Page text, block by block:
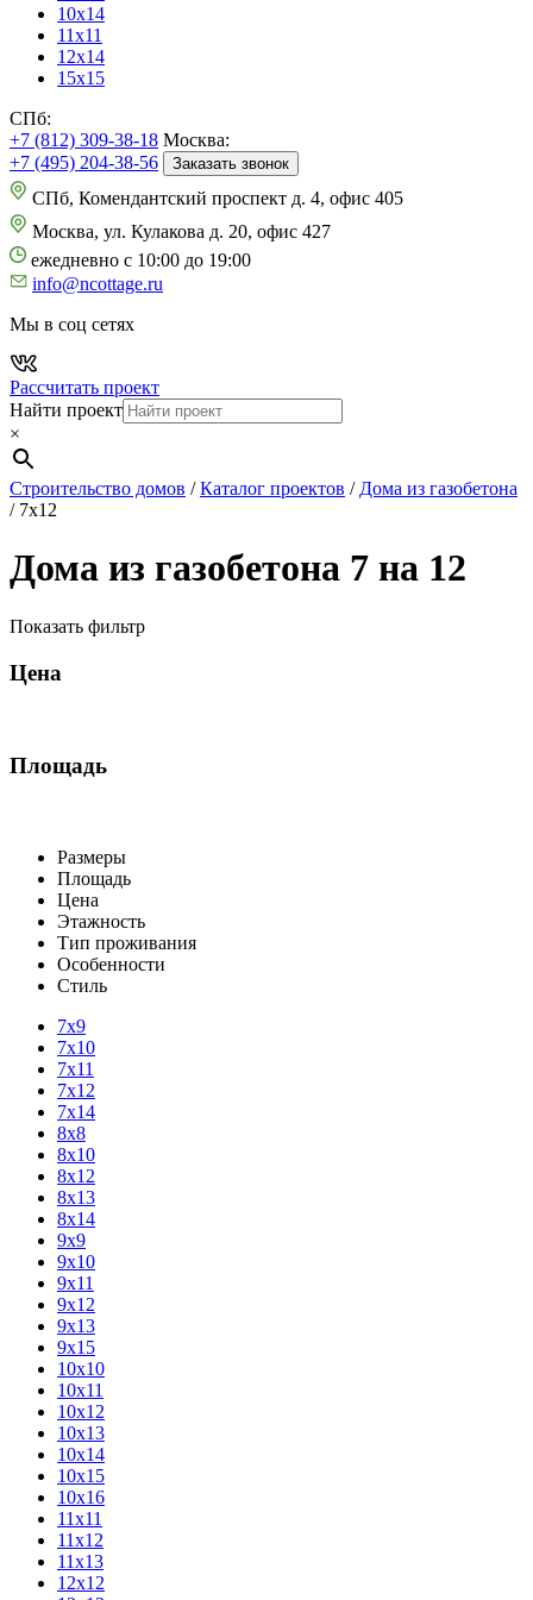
10х14
11х11
12х14
15х15
СПб:
+7 (812) 309-38-18 Москва:
+7 (495) 204-38-56
Заказать звонок
СПб, Комендантский проспект д. 4, офис 405
Москва, ул. Кулакова д. 20, офис 427
ежедневно с 10:00 до 19:00
info@ncottage.ru
Мы в соц сетях
Рассчитать проект
Найти проект
×
Строительство домов /Каталог проектов / Дома из газобетона
/ 7х12
Дома из газобетона 7 на 12
Показать фильтр
Цена
Площадь
Размеры
Площадь
Цена
Этажность
Тип проживания
Особенности
Стиль
7х9
7х10
7х11
7х12
7х14
8х8
8х10
8х12
8х13
8х14
9х9
9х10
9х11
9х12
9х13
9х15
10х10
10х11
10х12
10х13
10х14
10х15
10х16
11х11
11х12
11х13
12х12